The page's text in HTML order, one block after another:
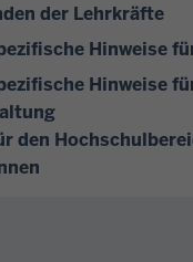
der Lehrkräfte
Hinweise
Hinweise
den